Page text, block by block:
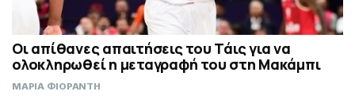
Οι απίθανες απαιτήσεις του Τάις για να
ολοκληρωθεί η μεταγραφή του στη Μακάμπι
ΜΑΡΙΑ ΦΙΟΡΑΝΤΗ